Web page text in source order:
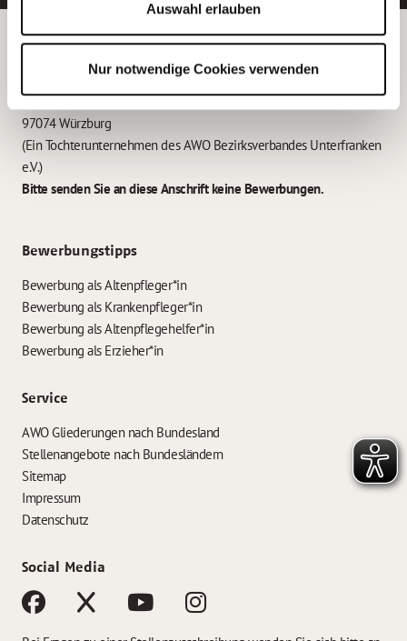
Auswahl erlauben
Nur notwendige Cookies verwenden
Betreiber der Webseite
Garitz Bewirtschaftungsbetriebe GmbH
Kantstraße 45a
97074 Würzburg
(Ein Tochterunternehmen des AWO Bezirksverbandes Unterfranken
e.V.)
Bitte senden Sie an diese Anschrift keine Bewerbungen.
Bewerbungstipps
Bewerbung als Altenpfleger*in
Bewerbung als Krankenpfleger*in
Bewerbung als Altenpflegehelfer*in
Bewerbung als Erzieher*in
Service
AWO Gliederungen nach Bundesland
Stellenangebote nach Bundesländern
Sitemap
Impressum
Datenschutz
Social Media